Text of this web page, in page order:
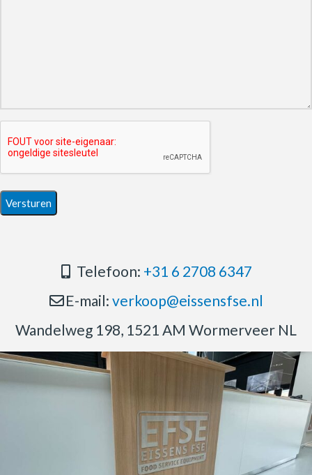
Telefoon: +31 6 2708 6347
E-mail: verkoop@eissensfse.nl
Wandelweg 198, 1521 AM Wormerveer NL